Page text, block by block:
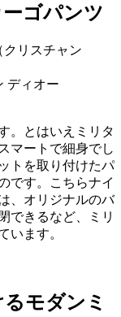
ゴパンツ
ディオー
。とはいえミリタ
マートで細身でし
トを取り付けたパ
です。こちらナイ
、オリジナルのバ
できるなど、ミリ
います。
モダンミ